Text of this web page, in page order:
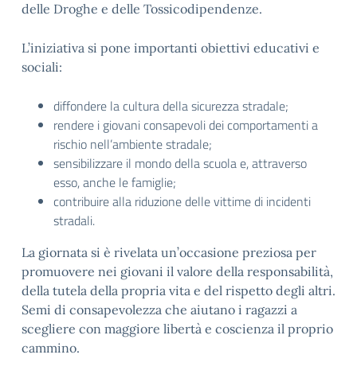
delle Droghe e delle Tossicodipendenze.
L’iniziativa si pone importanti obiettivi educativi e
sociali:
diffondere la cultura della sicurezza stradale;
rendere i giovani consapevoli dei comportamenti a
rischio nell’ambiente stradale;
sensibilizzare il mondo della scuola e, attraverso
esso, anche le famiglie;
contribuire alla riduzione delle vittime di incidenti
stradali.
La giornata si è rivelata un’occasione preziosa per
promuovere nei giovani il valore della responsabilità,
della tutela della propria vita e del rispetto degli altri.
Semi di consapevolezza che aiutano i ragazzi a
scegliere con maggiore libertà e coscienza il proprio
cammino.